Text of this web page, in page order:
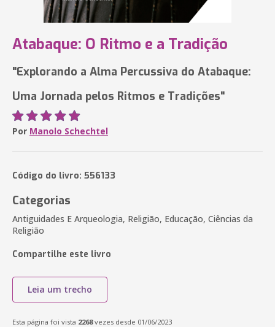
Atabaque: O Ritmo e a Tradição
"Explorando a Alma Percussiva do Atabaque:
Uma Jornada pelos Ritmos e Tradições"
Por Manolo Schechtel
Código do livro: 556133
Categorias
Antiguidades E Arqueologia, Religião, Educação, Ciências da
Religião
Compartilhe este livro
Leia um trecho
Esta página foi vista 2268vezes desde 01/06/2023